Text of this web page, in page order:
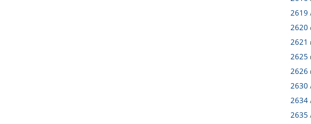
2619
2620
2621
2625
2626
2630
2634
2635